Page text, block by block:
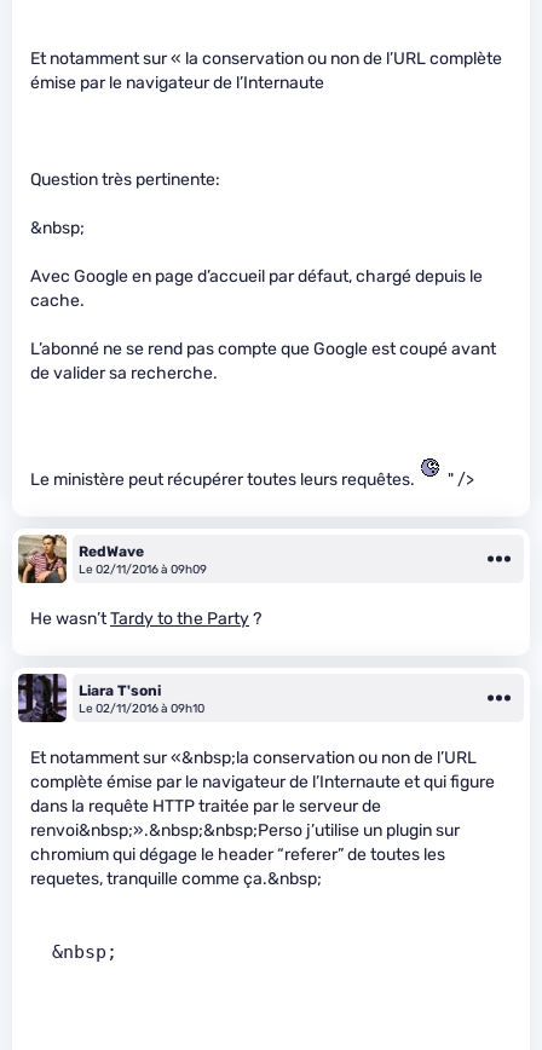
Et notamment sur « la conservation ou non de l’URL complète
émise par le navigateur de l’Internaute
Question très pertinente:
&nbsp;
Avec Google en page d’accueil par défaut, chargé depuis le
cache.
L’abonné ne se rend pas compte que Google est coupé avant
de valider sa recherche.
Le ministère peut récupérer toutes leurs requêtes. " />
RedWave
Le 02/11/2016 à 09h09
He wasn’tTardy to the Party?
Liara T'soni
Le 02/11/2016 à 09h10
Et notamment sur «&nbsp;la conservation ou non de l’URL
complète émise par le navigateur de l’Internaute et qui figure
dans la requête HTTP traitée par le serveur de
renvoi&nbsp;».&nbsp;&nbsp;Perso j’utilise un plugin sur
chromium qui dégage le header “referer” de toutes les
requetes, tranquille comme ça.&nbsp;
  &nbsp;